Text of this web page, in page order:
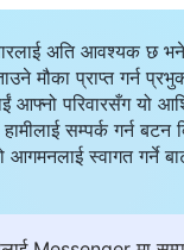
अति आवश्यक छ
मौका प्राप्त गर्न
आफ्नो परिवारसँग यो
सम्पर्क गर्न बटन
आगमनलाई स्वागत गर्ने